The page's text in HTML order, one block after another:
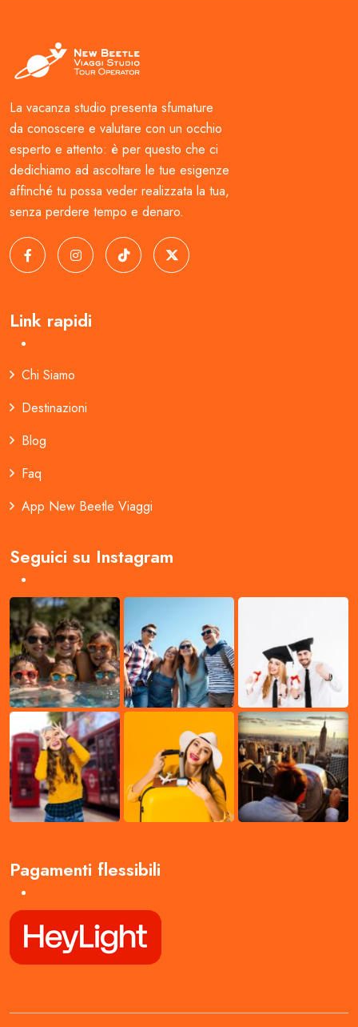
La vacanza studio presenta sfumature
da conoscere e valutare con un occhio
esperto e attento: è per questo che ci
dedichiamo ad ascoltare le tue esigenze
affinché tu possa veder realizzata la tua,
senza perdere tempo e denaro.
Link rapidi
Chi Siamo
Destinazioni
Blog
Faq
App New Beetle Viaggi
Seguici su Instagram
Pagamenti flessibili